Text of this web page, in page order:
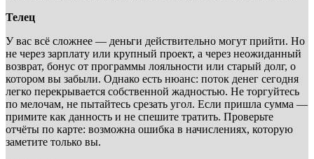
Телец
У вас всё сложнее — деньги действительно могут прийти. Но
не через зарплату или крупный проект, а через неожиданный
возврат, бонус от программы лояльности или старый долг, о
котором вы забыли. Однако есть нюанс: поток денег сегодня
легко перекрывается собственной жадностью. Не торгуйтесь
по мелочам, не пытайтесь срезать угол. Если пришла сумма —
примите как данность и не спешите тратить. Проверьте
отчёты по карте: возможна ошибка в начислениях, которую
заметите только вы.